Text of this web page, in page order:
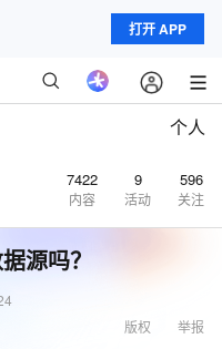
打开 APP
个人
7422
内容
9
活动
596
关注
源吗？
举报
版权